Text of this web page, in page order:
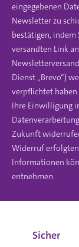
eingegebenen
Newsletter zu
bestätigen, indem
versandten Link
Dienst „Brevo“)
verpflichtet haben.
Ihre Einwilligung
Zukunft
Widerruf
Informationen
entnehmen.
Sicher